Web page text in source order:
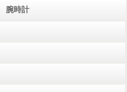
腕時計